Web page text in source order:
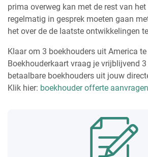
prima overweg kan met de rest van
regelmatig in gesprek moeten gaan
het over de de laatste ontwikkelingen
Klaar om 3 boekhouders uit America
Boekhouderkaart vraag je vrijblijvend
betaalbare boekhouders uit jouw
Klik hier: boekhouder offerte aanvragen